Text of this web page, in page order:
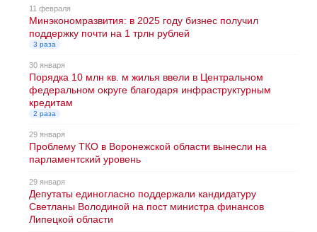
11 февраля
Минэкономразвития: в 2025 году бизнес получил
поддержку почти на 1 трлн рублей
3 раза
30 января
Порядка 10 млн кв. м жилья ввели в Центральном
федеральном округе благодаря инфраструктурным
кредитам
2 раза
29 января
Проблему ТКО в Воронежской области вынесли на
парламентский уровень
29 января
Депутаты единогласно поддержали кандидатуру
Светланы Володиной на пост министра финансов
Липецкой области